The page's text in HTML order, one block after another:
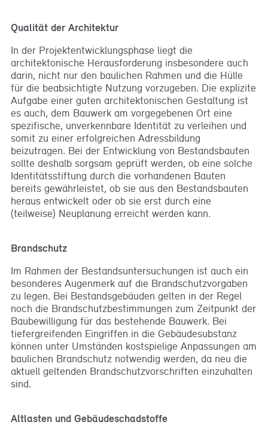
Qualität der Architektur
In der Projektentwicklungsphase liegt die
architektonische Herausforderung insbesondere auch
darin, nicht nur den baulichen Rahmen und die Hülle
für die beabsichtigte Nutzung vorzugeben. Die explizite
Aufgabe einer guten architektonischen Gestaltung ist
es auch, dem Bauwerk am vorgegebenen Ort eine
spezifische, unverkennbare Identität zu verleihen und
somit zu einer erfolgreichen Adressbildung
beizutragen. Bei der Entwicklung von Bestandsbauten
sollte deshalb sorgsam geprüft werden, ob eine solche
Identitätsstiftung durch die vorhandenen Bauten
bereits gewährleistet, ob sie aus den Bestandsbauten
heraus entwickelt oder ob sie erst durch eine
(teilweise) Neuplanung erreicht werden kann.
Brandschutz
Im Rahmen der Bestandsuntersuchungen ist auch ein
besonderes Augenmerk auf die Brandschutzvorgaben
zu legen. Bei Bestandsgebäuden gelten in der Regel
noch die Brandschutzbestimmungen zum Zeitpunkt der
Baubewilligung für das bestehende Bauwerk. Bei
tiefergreifenden Eingriffen in die Gebäudesubstanz
können unter Umständen kostspielige Anpassungen am
baulichen Brandschutz notwendig werden, da neu die
aktuell geltenden Brandschutzvorschriften einzuhalten
sind.
Altlasten und Gebäudeschadstoffe